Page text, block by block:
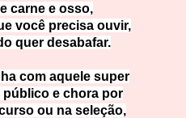
carne e osso,
você precisa ouvir,
quer desabafar.
com aquele super
e chora por
ou na seleção,